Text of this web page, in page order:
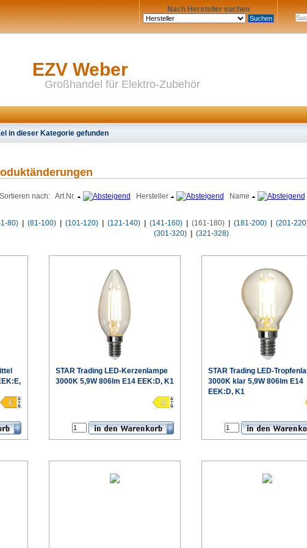
Nach Hersteller suchen
EZV Weber
Großhandel für Elektro-Zubehör
in dieser Kategorie gefunden
Sortieren nach: Art.Nr. Hersteller Name
80) (81-100) (101-120) (121-140) (141-160) (161-180) (181-200) (201-
(301-320)
(321-328)
STAR Trading LED-Kerzenlampe
3000K 5,9W 806lm E14 EEK:D, K1
€
STAR Trading LED-
3000K klar 5,9W 806lm E14
EEK:D, K1
€